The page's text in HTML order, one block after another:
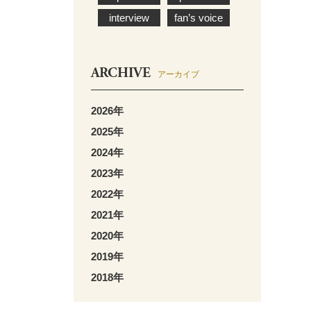
interview
fan’s voice
ARCHIVE アーカイブ
2026年
2025年
2024年
2023年
2022年
2021年
2020年
2019年
2018年